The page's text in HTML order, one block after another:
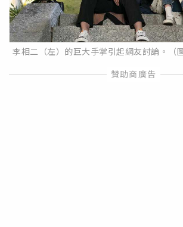
李相二（左）的巨大手掌引起網友討論。（